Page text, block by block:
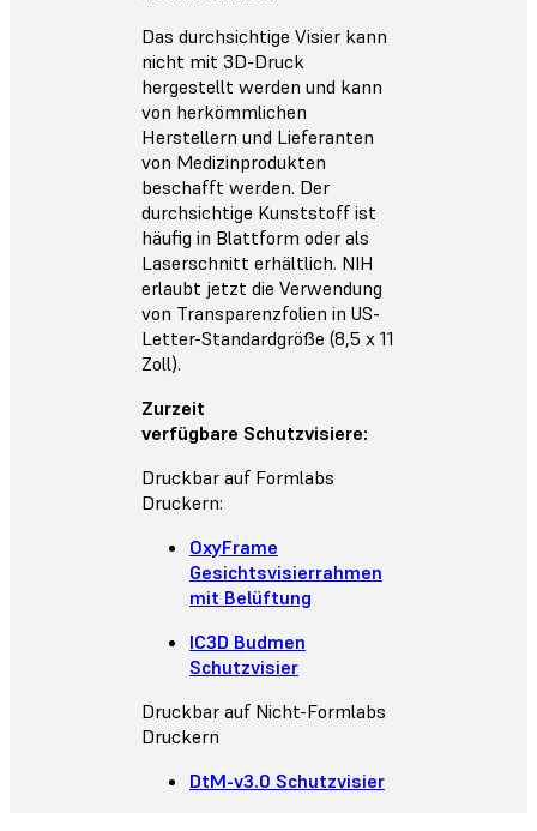
Das durchsichtige Visier kann
nicht mit 3D-Druck
hergestellt werden und kann
von herkömmlichen
Herstellern und Lieferanten
von Medizinprodukten
beschafft werden. Der
durchsichtige Kunststoff ist
häufig in Blattform oder als
Laserschnitt erhältlich. NIH
erlaubt jetzt die Verwendung
von Transparenzfolien in US-
Letter-Standardgröße (8,5 x 11
Zoll).
Zurzeit
verfügbare Schutzvisiere:
Druckbar auf Formlabs
Druckern:
OxyFrame
Gesichtsvisierrahmen
mit Belüftung
IC3D Budmen
Schutzvisier
Druckbar auf Nicht-Formlabs
Druckern
DtM-v3.0 Schutzvisier